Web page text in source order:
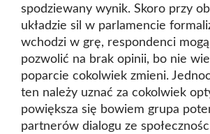
spodziewany wynik. Skoro przy
układzie sil w parlamencie
wchodzi w grę, respondenci
pozwolić na brak opinii, bo nie
poparcie cokolwiek zmieni.
ten należy uznać za cokolwiek
powiększa się bowiem grupa
partnerów dialogu ze